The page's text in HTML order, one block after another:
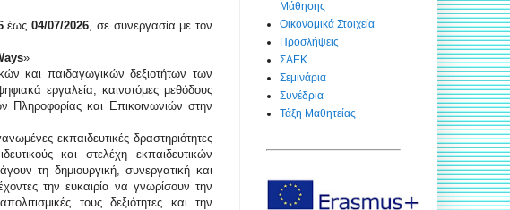
έως04/07/2026 , σε συνεργασία με τον
»
και παιδαγωγικών δεξιοτήτων των
εργαλεία, καινοτόμες μεθόδους
Πληροφορίας και Επικοινωνιών στην
εκπαιδευτικές δραστηριότητες
και στελέχη εκπαιδευτικών
τη δημιουργική, συνεργατική και
την ευκαιρία να γνωρίσουν την
τους δεξιότητες και την
Μάθησης
Οικονομικά Στοιχεία
Προσλήψεις
ΣΑΕΚ
Σεμινάρια
Συνέδρια
Τάξη Μαθητείας